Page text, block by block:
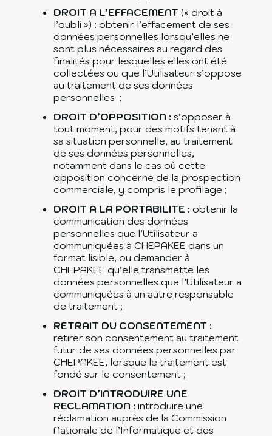
DROIT A L’EFFACEMENT (« droit à
l’oubli ») : obtenir l’effacement de ses
données personnelles lorsqu’elles ne
sont plus nécessaires au regard des
finalités pour lesquelles elles ont été
collectées ou que l’Utilisateur s’oppose
au traitement de ses données
personnelles ;
DROIT D’OPPOSITION : s’opposer à
tout moment, pour des motifs tenant à
sa situation personnelle, au traitement
de ses données personnelles,
notamment dans le cas où cette
opposition concerne de la prospection
commerciale, y compris le profilage ;
DROIT A LA PORTABILITE : obtenir la
communication des données
personnelles que l’Utilisateur a
communiquées à CHEPAKEE dans un
format lisible, ou demander à
CHEPAKEE qu’elle transmette les
données personnelles que l’Utilisateur a
communiquées à un autre responsable
de traitement ;
RETRAIT DU CONSENTEMENT :
retirer son consentement au traitement
futur de ses données personnelles par
CHEPAKEE, lorsque le traitement est
fondé sur le consentement ;
DROIT D’INTRODUIRE UNE
RECLAMATION : introduire une
réclamation auprès de la Commission
Nationale de l’Informatique et des